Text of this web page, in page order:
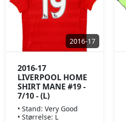
2016-17
2016-17
LIVERPOOL HOME
SHIRT MANE #19 -
7/10 - (L)
• Stand: Very Good
• Størrelse: L